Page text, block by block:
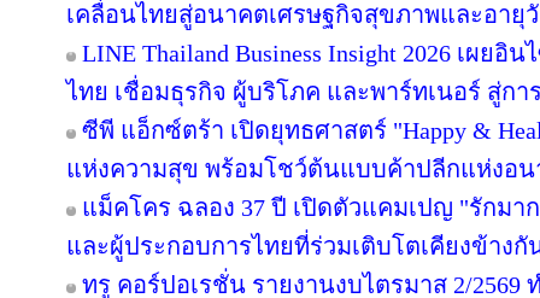
เคลื่อนไทยสู่อนาคตเศรษฐกิจสุขภาพและอายุ
LINE Thailand Business Insight 2026 เผย
ไทย เชื่อมธุรกิจ ผู้บริโภค และพาร์ทเนอร์ สู่กา
ซีพี แอ็กซ์ตร้า เปิดยุทธศาสตร์ "Happy &
แห่งความสุข พร้อมโชว์ต้นแบบค้าปลีกแห่งอ
แม็คโคร ฉลอง 37 ปี เปิดตัวแคมเปญ "รักม
และผู้ประกอบการไทยที่ร่วมเติบโตเคียงข้างกั
ทรู คอร์ปอเรชั่น รายงานงบไตรมาส 2/2569